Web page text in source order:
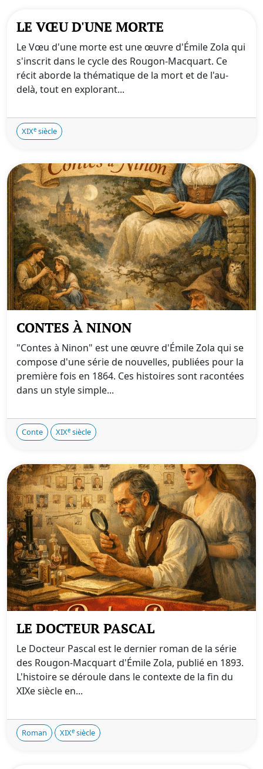
LE VŒU D'UNE MORTE
Le Vœu d'une morte est une œuvre d'Émile Zola qui
s'inscrit dans le cycle des Rougon-Macquart. Ce
récit aborde la thématique de la mort et de l'au-
delà, tout en explorant...
XIXe siècle
CONTES À NINON
"Contes à Ninon" est une œuvre d'Émile Zola qui se
compose d'une série de nouvelles, publiées pour la
première fois en 1864. Ces histoires sont racontées
dans un style simple...
Conte XIXe siècle
LE DOCTEUR PASCAL
Le Docteur Pascal est le dernier roman de la série
des Rougon-Macquart d'Émile Zola, publié en 1893.
L'histoire se déroule dans le contexte de la fin du
XIXe siècle en...
Roman XIXe siècle